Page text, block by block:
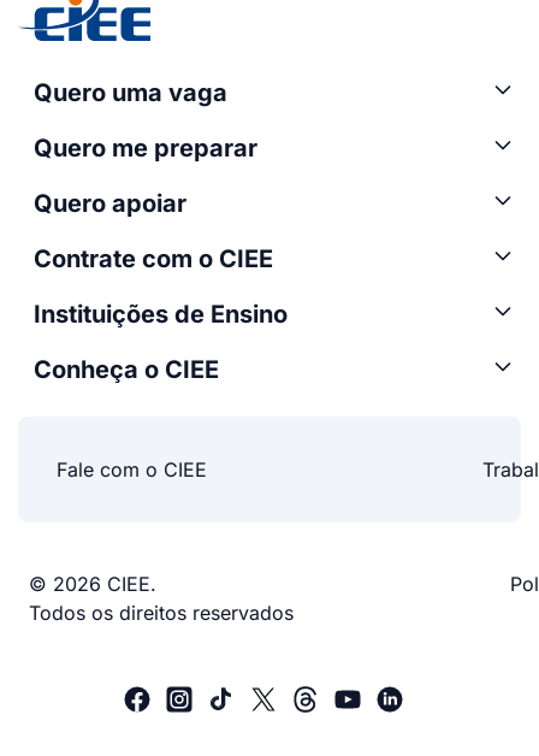
Quero uma vaga
Quero me preparar
Quero apoiar
Contrate com o CIEE
Instituições de Ensino
Conheça o CIEE
Fale com o CIEE
© 2026 CIEE.
Todos os direitos reservados